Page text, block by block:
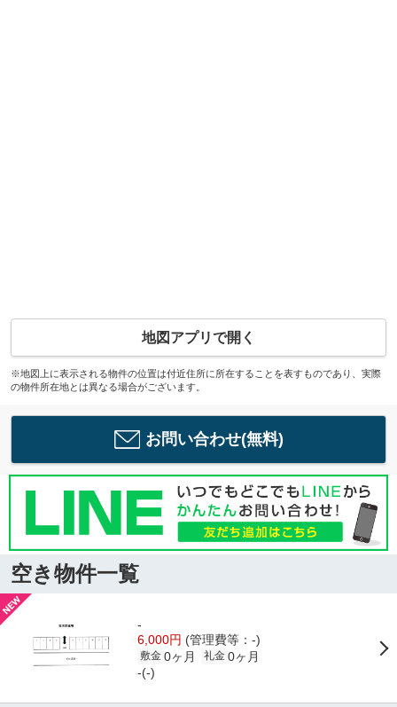
地図アプリで開く
※地図上に表示される物件の位置は付近住所に所在することを表すものであり、実際
の物件所在地とは異なる場合がございます。
お問い合わせ(無料)
空き物件一覧
-
6,000円 (管理費等：-)
敷金 0ヶ月 礼金 0ヶ月
-(-)